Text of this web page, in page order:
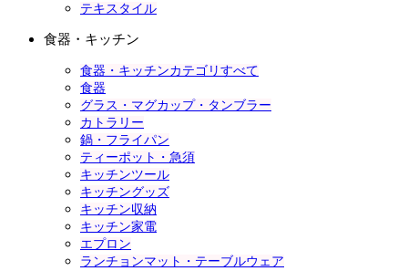
テキスタイル
食器・キッチン
食器・キッチンカテゴリすべて
食器
グラス・マグカップ・タンブラー
カトラリー
鍋・フライパン
ティーポット・急須
キッチンツール
キッチングッズ
キッチン収納
キッチン家電
エプロン
ランチョンマット・テーブルウェア